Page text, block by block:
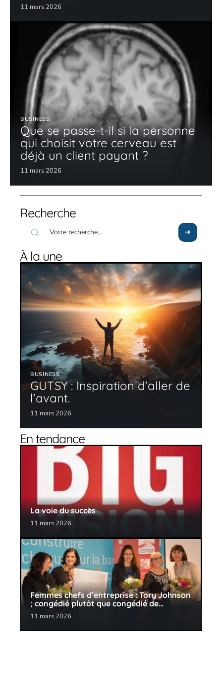
11 mars 2026
BUSINESS
Que se passe-t-il si la personne
qui choisit votre cerveau est
déjà un client payant ?
11 mars 2026
Recherche
À la une
BUSINESS
GUTSY : Inspiration d’aller de
l’avant.
11 mars 2026
En tendance
La voie du succès
11 mars 2026
Femmes chefs d’entreprise : Tory Johnson
; congédié plutôt que congédié de…
11 mars 2026